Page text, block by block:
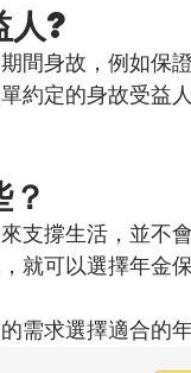
人?
間身故，例如保
約定的身故受益人
支撐生活，並不
就可以選擇年金保
需求選擇適合的